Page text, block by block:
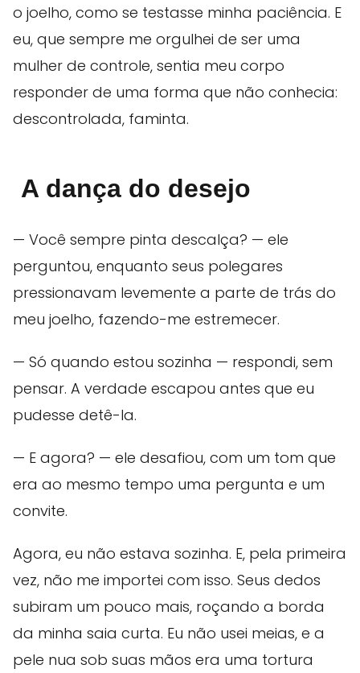
o joelho, como se testasse minha paciência. E
eu, que sempre me orgulhei de ser uma
mulher de controle, sentia meu corpo
responder de uma forma que não conhecia:
descontrolada, faminta.
A dança do desejo
— Você sempre pinta descalça? — ele
perguntou, enquanto seus polegares
pressionavam levemente a parte de trás do
meu joelho, fazendo-me estremecer.
— Só quando estou sozinha — respondi, sem
pensar. A verdade escapou antes que eu
pudesse detê-la.
— E agora? — ele desafiou, com um tom que
era ao mesmo tempo uma pergunta e um
convite.
Agora, eu não estava sozinha. E, pela primeira
vez, não me importei com isso. Seus dedos
subiram um pouco mais, roçando a borda
da minha saia curta. Eu não usei meias, e a
pele nua sob suas mãos era uma tortura